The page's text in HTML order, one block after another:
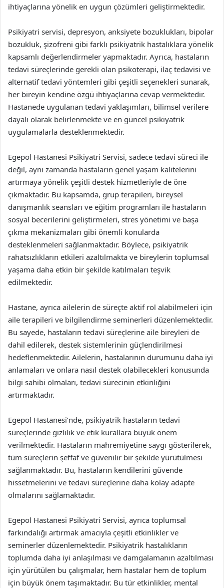
ihtiyaçlarına yönelik en uygun çözümleri geliştirmektedir.
Psikiyatri servisi, depresyon, anksiyete bozuklukları, bipolar
bozukluk, şizofreni gibi farklı psikiyatrik hastalıklara yönelik
kapsamlı değerlendirmeler yapmaktadır. Ayrıca, hastaların
tedavi süreçlerinde gerekli olan psikoterapi, ilaç tedavisi ve
alternatif tedavi yöntemleri gibi çeşitli seçenekleri sunarak,
her bireyin kendine özgü ihtiyaçlarına cevap vermektedir.
Hastanede uygulanan tedavi yaklaşımları, bilimsel verilere
dayalı olarak belirlenmekte ve en güncel psikiyatrik
uygulamalarla desteklenmektedir.
Egepol Hastanesi Psikiyatri Servisi, sadece tedavi süreci ile
değil, aynı zamanda hastaların genel yaşam kalitelerini
artırmaya yönelik çeşitli destek hizmetleriyle de öne
çıkmaktadır. Bu kapsamda, grup terapileri, bireysel
danışmanlık seansları ve eğitim programları ile hastaların
sosyal becerilerini geliştirmeleri, stres yönetimi ve başa
çıkma mekanizmaları gibi önemli konularda
desteklenmeleri sağlanmaktadır. Böylece, psikiyatrik
rahatsızlıkların etkileri azaltılmakta ve bireylerin toplumsal
yaşama daha etkin bir şekilde katılmaları teşvik
edilmektedir.
Hastane, ayrıca ailelerin de süreçte aktif rol alabilmeleri için
aile terapileri ve bilgilendirme seminerleri düzenlemektedir.
Bu sayede, hastaların tedavi süreçlerine aile bireyleri de
dahil edilerek, destek sistemlerinin güçlendirilmesi
hedeflenmektedir. Ailelerin, hastalarının durumunu daha iyi
anlamaları ve onlara nasıl destek olabilecekleri konusunda
bilgi sahibi olmaları, tedavi sürecinin etkinliğini
artırmaktadır.
Egepol Hastanesi’nde, psikiyatrik hastaların tedavi
süreçlerinde gizlilik ve etik kurallara büyük önem
verilmektedir. Hastaların mahremiyetine saygı gösterilerek,
tüm süreçlerin şeffaf ve güvenilir bir şekilde yürütülmesi
sağlanmaktadır. Bu, hastaların kendilerini güvende
hissetmelerini ve tedavi süreçlerine daha kolay adapte
olmalarını sağlamaktadır.
Egepol Hastanesi Psikiyatri Servisi, ayrıca toplumsal
farkındalığı artırmak amacıyla çeşitli etkinlikler ve
seminerler düzenlemektedir. Psikiyatrik hastalıkların
toplumda daha iyi anlaşılması ve damgalamanın azaltılması
için yürütülen bu çalışmalar, hem hastalar hem de toplum
için büyük önem taşımaktadır. Bu tür etkinlikler, mental